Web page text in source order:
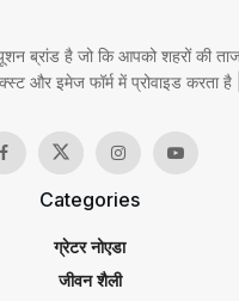
ब्रांड है जो कि आपको शहरों की
और इमेज फॉर्म में प्रोवाइड करता है |
Categories
ग्रेटर नोएडा
जीवन शैली